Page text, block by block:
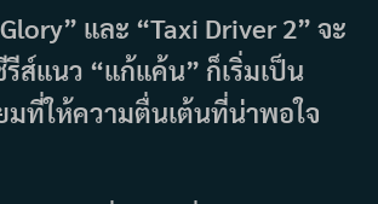
และ “Taxi Driver 2” จะ
ส์แนว “แก้แค้น” ก็เริ่มเป็น
ที่ให้ความตื่นเต้นที่น่าพอใจ